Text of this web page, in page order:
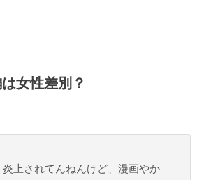
女性差別？
炎上されてんねんけど、漫画やか